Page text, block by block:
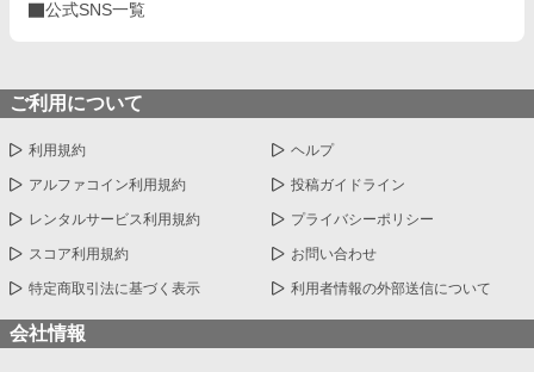
公式SNS一覧
ご利用について
利用規約 ヘルプ
アルファコイン利用規約 投稿ガイドライン
レンタルサービス利用規約 プライバシーポリシー
スコア利用規約 お問い合わせ
特定商取引法に基づく表示 利用者情報の外部送信について
会社情報